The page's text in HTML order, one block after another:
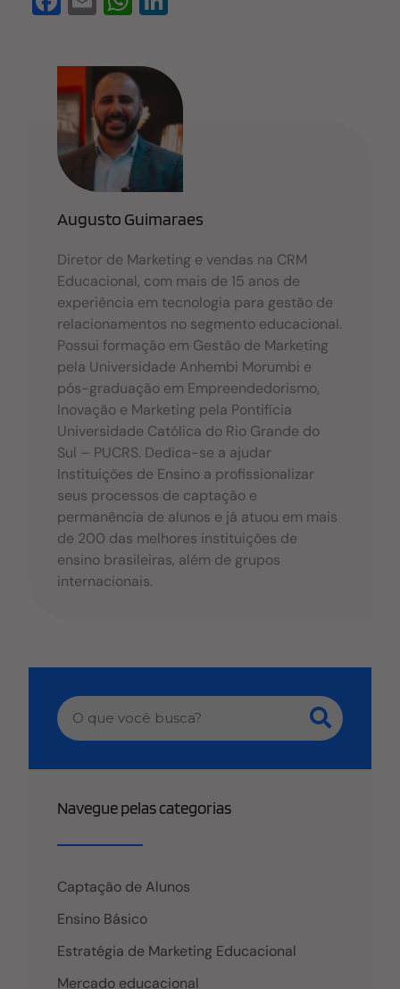
c
e
b
o
o
ailat
s
A
p
p
e
dI
n
Augusto Guimaraes
Diretor de Marketing e vendas na CRM
Educacional, com mais de 15 anos de
experiência em tecnologia para gestão de
relacionamentos no segmento educacional.
Possui formação em Gestão de Marketing
pela Universidade Anhembi Morumbi e
pós-graduação em Empreendedorismo,
Inovação e Marketing pela Pontifícia
Universidade Católica do Rio Grande do
Sul – PUCRS. Dedica-se a ajudar
Instituições de Ensino a profissionalizar
seus processos de captação e
permanência de alunos e já atuou em mais
de 200 das melhores instituições de
ensino brasileiras, além de grupos
internacionais.
Navegue pelas categorias
Captação de Alunos
Ensino Básico
Estratégia de Marketing Educacional
Mercado educacional